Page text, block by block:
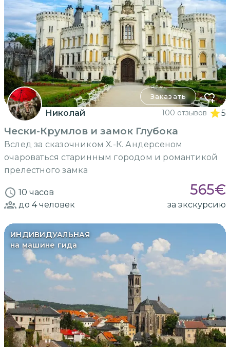
Заказать
Николай 100 отзывов 5
Чески-Крумлов и замок Глубока
Вслед за сказочником Х.-К. Андерсеном
очароваться старинным городом и романтикой
прелестного замка
10 часов 565€
до 4человек за экскурсию
ИНДИВИДУАЛЬНАЯ
на машине гида